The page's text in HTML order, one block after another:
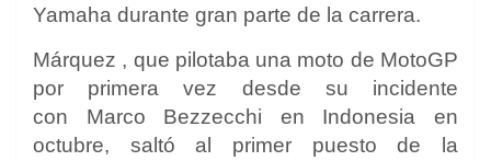
Yamaha durante gran parte de la carrera.
Márquez , que pilotaba una moto de MotoGP
por primera vez desde su incidente
con Marco Bezzecchi en Indonesia en
octubre, saltó al primer puesto de la